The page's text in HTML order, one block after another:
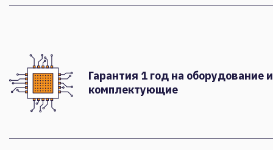
Гарантия 1 год на оборудование и
комплектующие